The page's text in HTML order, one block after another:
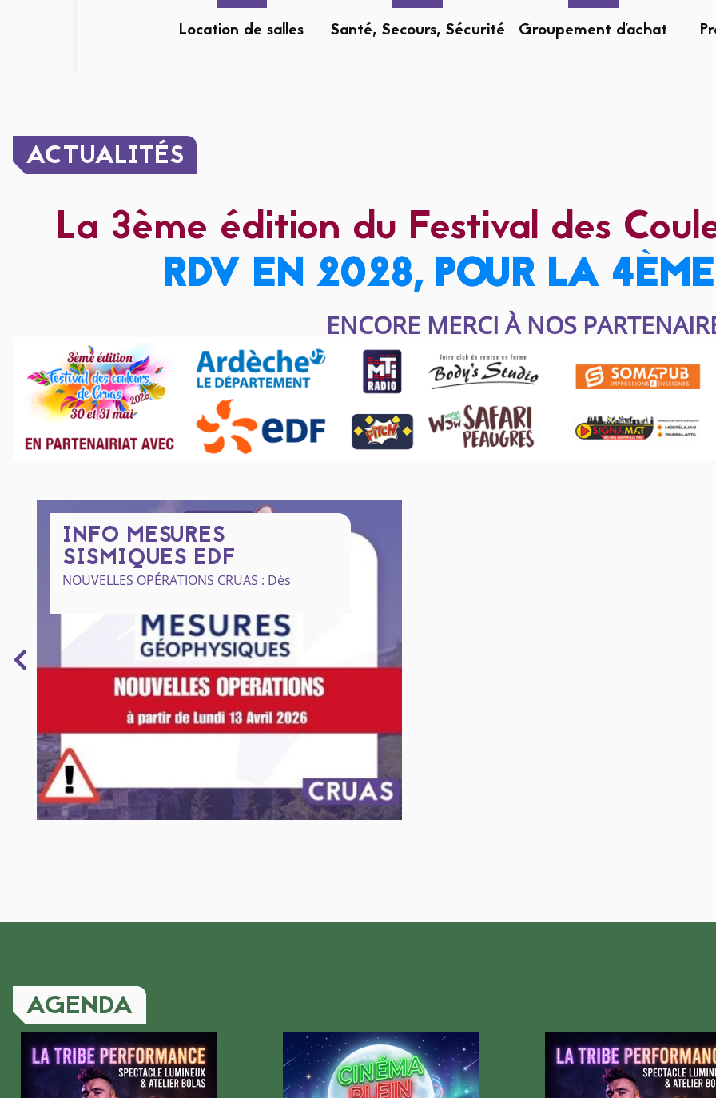
Location de salles Santé, Secours, Sécurité Groupement d'achat
ACTUALITÉS
La 3ème édition du Festival des
RDV EN 2028, POUR LA
ENCORE MERCI À NOS
INFO MESURES
SISMIQUES EDF
NOUVELLES OPÉRATIONS CRUAS : Dès
AGENDA